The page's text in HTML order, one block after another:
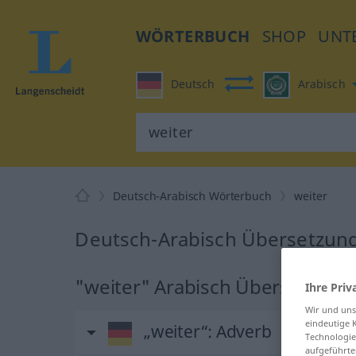
WÖRTERBUCH SHOP
Deutsch Arabisch
Deutsch-Arabisch Wörterbuch weiter
Deutsch-Arabisch
"weiter" Arabisch Übersetzung
„weiter“: Adverb
Ihre
Wir und
eindeutige